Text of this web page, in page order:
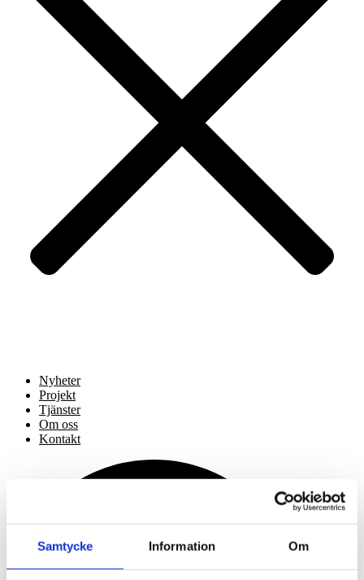
Samtycke Information Om
Nyheter
Projekt
Tjänster
Om oss
Kontakt